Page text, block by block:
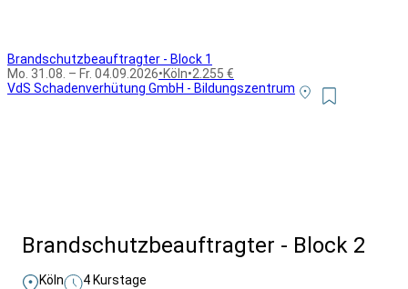
Brandschutzbeauftragter - Block 1
Mo. 31.08. – Fr. 04.09.2026•Köln•2.255 €
VdS Schadenverhütung GmbH - Bildungszentrum
Brandschutzbeauftragter - Block 2
Köln 4 Kurstage